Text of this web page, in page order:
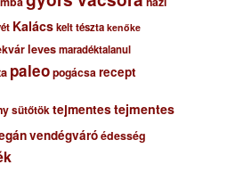
Kalácskelt tészta kenőke
levesmaradéktalanul
paleopogácsa recept
sütőtöktejmentestejmentes
vendégváróédesség